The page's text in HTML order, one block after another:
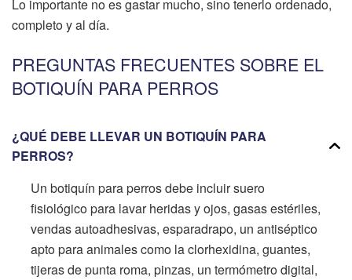
Lo importante no es gastar mucho, sino tenerlo ordenado,
completo y al día.
PREGUNTAS FRECUENTES SOBRE EL
BOTIQUÍN PARA PERROS
¿QUÉ DEBE LLEVAR UN BOTIQUÍN PARA
PERROS?
Un botiquín para perros debe incluir suero
fisiológico para lavar heridas y ojos, gasas estériles,
vendas autoadhesivas, esparadrapo, un antiséptico
apto para animales como la clorhexidina, guantes,
tijeras de punta roma, pinzas, un termómetro digital,